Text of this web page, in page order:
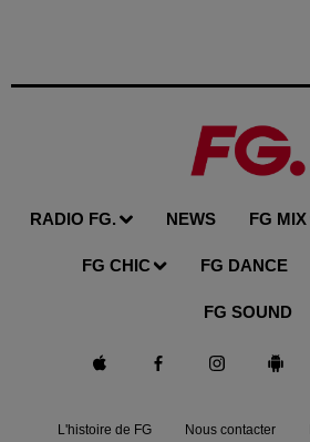
RADIO FG. NEWS FG MIX
FG CHIC FG DANCE
FG SOUND
L'histoire de FG Nous contacter